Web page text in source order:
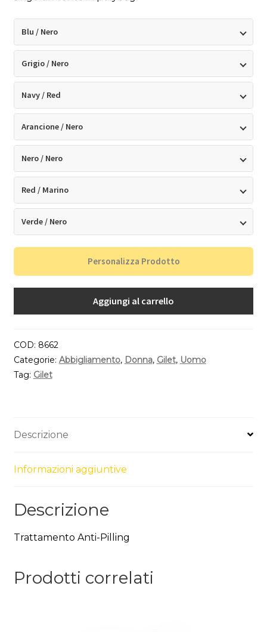
Blu / Nero
Grigio / Nero
Navy / Red
Arancione / Nero
Nero / Nero
Red / Marino
Verde / Nero
Personalizza Prodotto
Aggiungi al carrello
COD: 8662
Categorie: Abbigliamento, Donna, Gilet, Uomo
Tag: Gilet
Descrizione
Informazioni aggiuntive
Descrizione
Trattamento Anti-Pilling
Prodotti correlati